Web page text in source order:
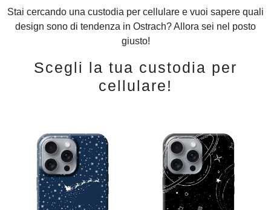
Stai cercando una custodia per cellulare e vuoi sapere quali
design sono di tendenza in Ostrach? Allora sei nel posto
giusto!
Scegli la tua custodia per
cellulare!